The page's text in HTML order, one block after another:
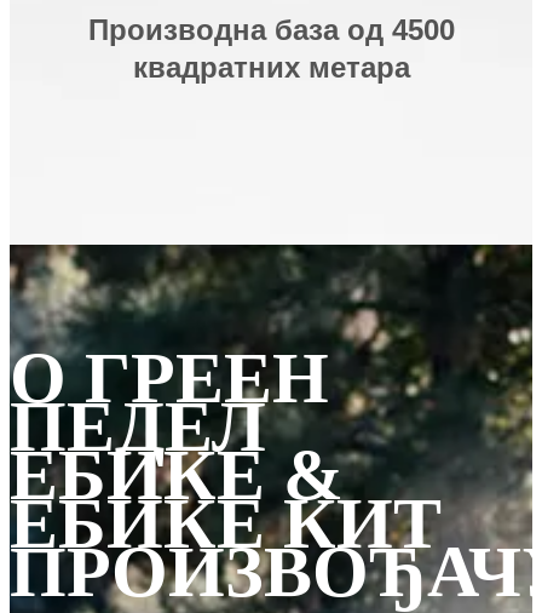
Производна база од 4500
квадратних метара
О ГРЕЕН
ПЕДЕЛ
ЕБИКЕ &
ЕБИКЕ КИТ